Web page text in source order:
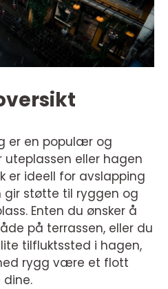
er en populær og
uteplassen eller hagen
er ideell for avslapping
støtte til ryggen og
Enten du ønsker å
på terrassen, eller du
tilfluktssted i hagen,
rygg være et flott